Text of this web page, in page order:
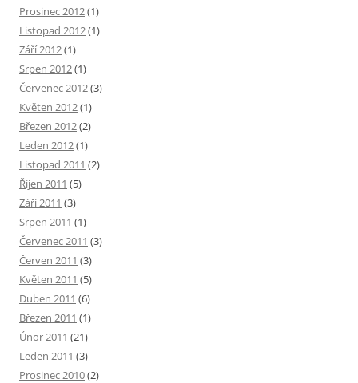
Prosinec 2012(1)
Listopad 2012(1)
Září 2012(1)
Srpen 2012(1)
Červenec 2012(3)
Květen 2012(1)
Březen 2012(2)
Leden 2012(1)
Listopad 2011 (2)
Říjen 2011 (5)
Září 2011 (3)
Srpen 2011 (1)
Červenec 2011 (3)
Červen 2011 (3)
Květen 2011 (5)
Duben 2011 (6)
Březen 2011 (1)
Únor 2011 (21)
Leden 2011 (3)
Prosinec 2010(2)